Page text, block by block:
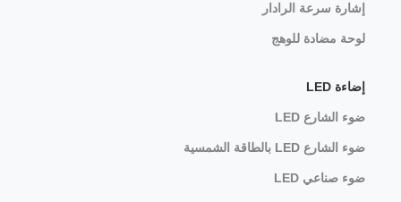
إشارة سرعة الرادار
لوحة مضادة للوهج
إضاءة LED
ضوء الشارع LED
ضوء الشارع LED بالطاقة الشمسية
ضوء صناعي LED